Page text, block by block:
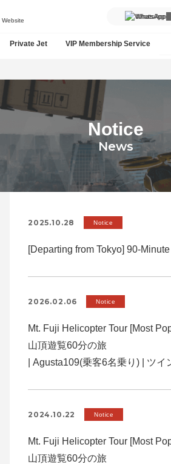
WhatsApp
Private Jet VIP Membership Service
Notice
News
2025.10.28 Notice
[Departing from Tokyo] 90-
2026.02.06 Notice
Mt. Fuji Helicopter Tour [Most
山頂遊覧60分の旅
| Agusta109(乗客6名乗り) | ツイ
2024.10.22 Notice
Mt. Fuji Helicopter Tour [Most
山頂遊覧60分の旅